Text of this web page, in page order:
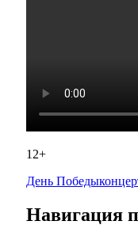
12+
День Победы
Навигация